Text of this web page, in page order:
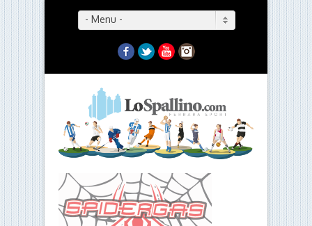
- Menu -
Facebook
TwitterYouTubeInstagram